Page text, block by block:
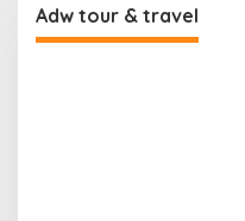
Adw tour & travel